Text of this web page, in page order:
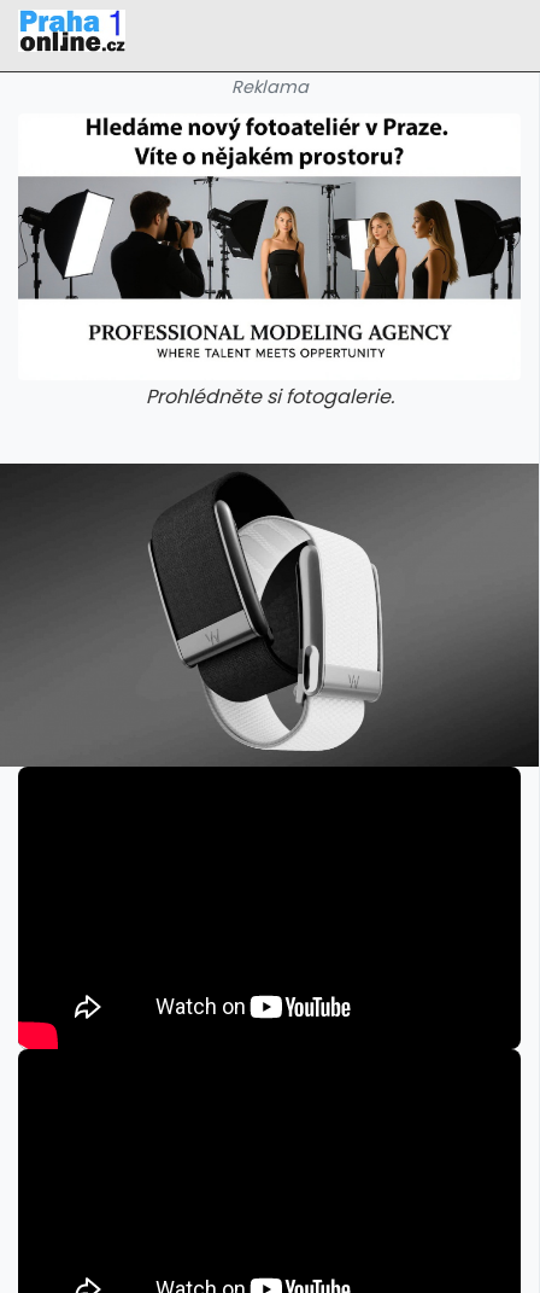
Reklama
Prohlédněte si fotogalerie.